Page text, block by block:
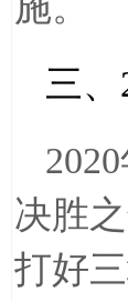
三、
2020
决胜
打好